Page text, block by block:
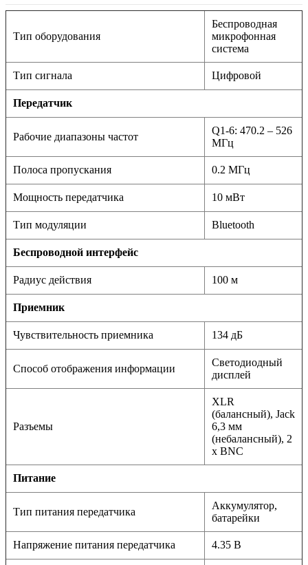
Тип оборудования
Беспроводная
микрофонная
система
Тип сигнала Цифровой
Передатчик
Рабочие диапазоны частот
Q1-6: 470.2 – 526
МГц
Полоса пропускания 0.2 МГц
Мощность передатчика 10 мВт
Тип модуляции Bluetooth
Беспроводной интерфейс
Радиус действия 100 м
Приемник
Чувствительность приемника 134 дБ
Способ отображения информации
Светодиодный
дисплей
Разъемы
XLR
(балансный), Jack
6,3 мм
(небалансный), 2
x BNC
Питание
Тип питания передатчика
Аккумулятор,
батарейки
Напряжение питания передатчика 4.35 В